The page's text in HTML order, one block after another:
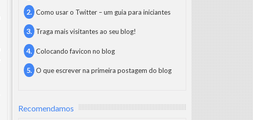
Como usar o Twitter – um guia para iniciantes
Traga mais visitantes ao seu blog!
Colocando favicon no blog
O que escrever na primeira postagem do blog
Recomendamos